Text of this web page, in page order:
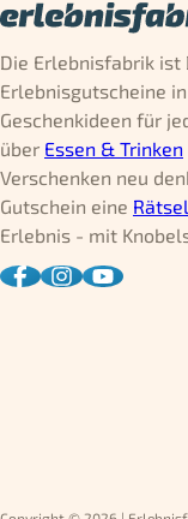
Die Erlebnisfabrik ist
Erlebnisgutscheine
Geschenkideen für
über Essen & Trinken
Verschenken neu
Gutschein eine
Erlebnis - mit